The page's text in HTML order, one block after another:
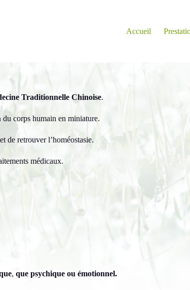
Accueil
Traditionnelle Chinoise.
du corps humain en miniature.
de retrouver l’homéostasie.
médicaux.
, que psychique ou émotionnel.